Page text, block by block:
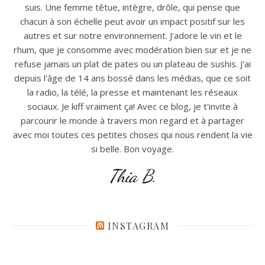
suis. Une femme têtue, intègre, drôle, qui pense que
chacun à son échelle peut avoir un impact positif sur les
autres et sur notre environnement. J'adore le vin et le
rhum, que je consomme avec modération bien sur et je ne
refuse jamais un plat de pates ou un plateau de sushis. J'ai
depuis l'âge de 14 ans bossé dans les médias, que ce soit
la radio, la télé, la presse et maintenant les réseaux
sociaux. Je kiff vraiment ça! Avec ce blog, je t'invite à
parcourir le monde à travers mon regard et à partager
avec moi toutes ces petites choses qui nous rendent la vie
si belle. Bon voyage.
Thia B.
INSTAGRAM